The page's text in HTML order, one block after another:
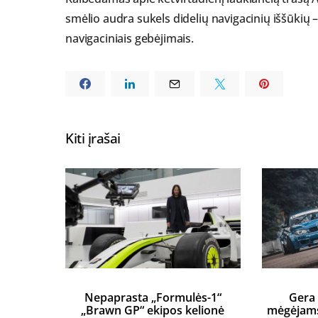
smėlio audra sukels didelių navigacinių iššūkių
navigaciniais gebėjimais.
Kiti įrašai
Nepaprasta „Formulės-1“
„Brawn GP“ ekipos kelionė